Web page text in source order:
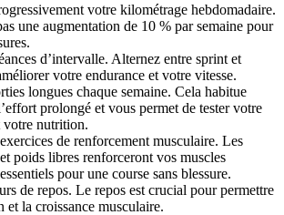
votre kilométrage hebdomadaire.
une augmentation de 10 % par semaine pour
d’intervalle. Alternez entre sprint et
votre endurance et votre vitesse.
longues chaque semaine. Cela habitue
prolongé et vous permet de tester votre
votre nutrition.
de renforcement musculaire. Les
poids libres renforceront vos muscles
pour une course sans blessure.
de repos. Le repos est crucial pour permettre
et la croissance musculaire.